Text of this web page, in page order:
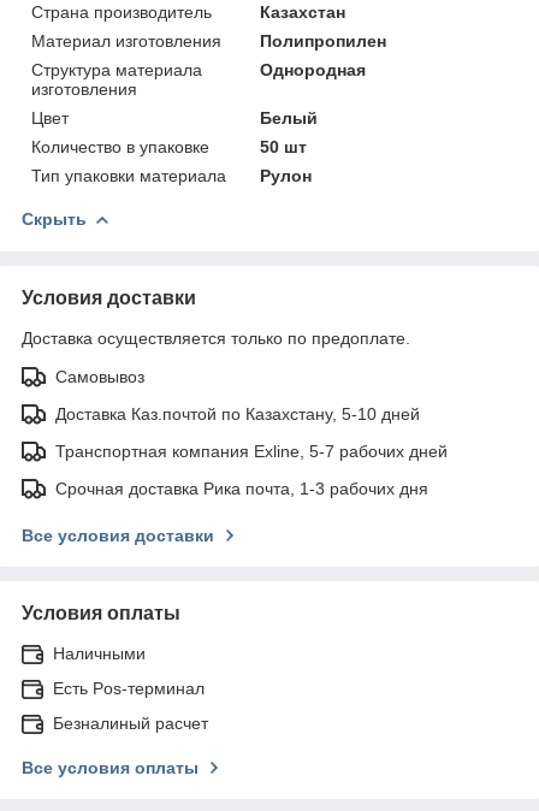
Страна производитель
Казахстан
Материал изготовления
Полипропилен
Структура материала
изготовления
Однородная
Цвет
Белый
Количество в упаковке
50 шт
Тип упаковки материала
Рулон
Скрыть
Условия доставки
Доставка осуществляется только по предоплате.
Самовывоз
Доставка Каз.почтой по Казахстану, 5-10 дней
Транспортная компания Exline, 5-7 рабочих дней
Срочная доставка Рика почта, 1-3 рабочих дня
Все условия доставки
Условия оплаты
Наличными
Есть Pos-терминал
Безналиный расчет
Все условия оплаты